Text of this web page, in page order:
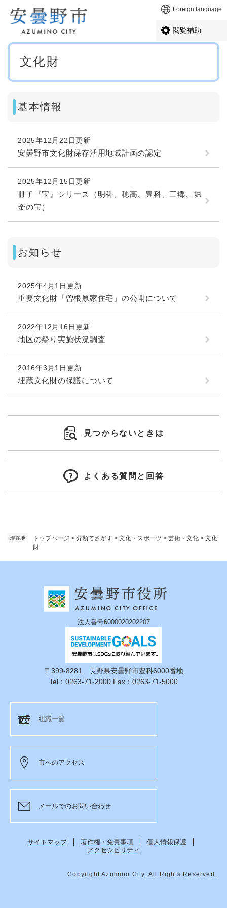
メニューを飛ばして本文へ Foreign language
閲覧補助
現在地 トップページ > 分類でさがす > 文化・スポーツ > 芸術・文化 > 文化
財
本
文化財
基本情報
2025年12月22日更新
安曇野市文化財保存活用地域計画の認定
2025年12月15日更新
冊子『宝』シリーズ（明科、穂高、豊科、三郷、堀
金の宝）
お知らせ
2025年4月1日更新
重要文化財「曽根原家住宅」の公開について
2022年12月16日更新
地区の祭り実施状況調査
2016年3月1日更新
埋蔵文化財の保護について
見つからないときは
よくある質問と回答
法人番号6000020202207
〒399-8281 長野県安曇野市豊科6000番地
Tel：0263-71-2000 Fax：0263-71-5000
組織一覧
市へのアクセス
メールでのお問い合わせ
サイトマップ 著作権・免責事項
個人情報保護
アクセシビリティ
Copyright Azumino City. All Rights Reserved.